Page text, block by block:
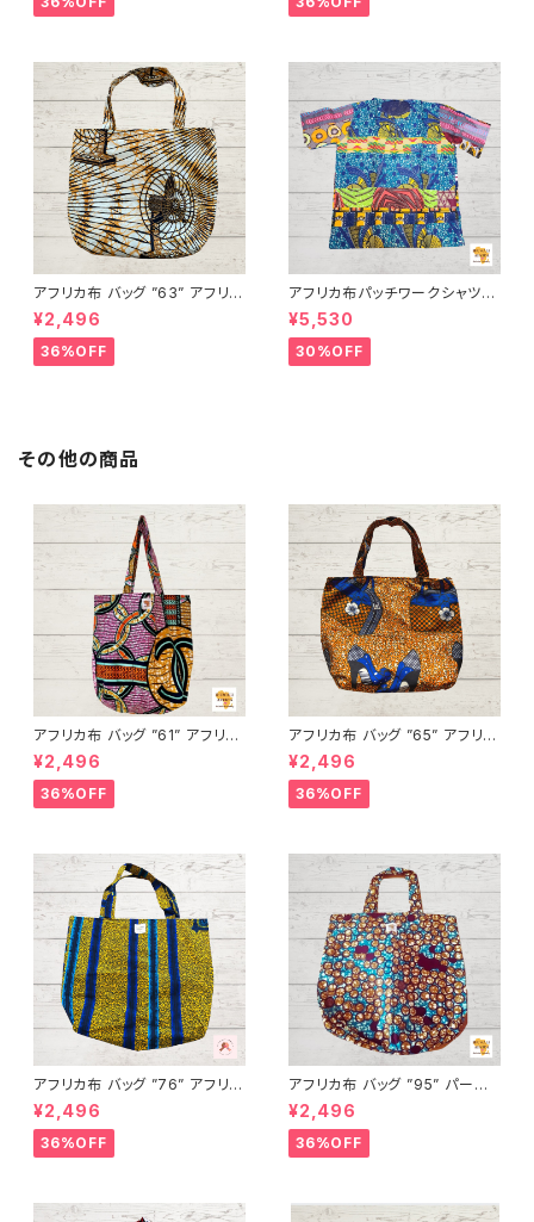
FRICA
FRICA
アフリカ布 バッグ ”63” アフリカ
ンプリント パーニュ カンガ キテ
ンゲ トートバッグ エコバッグ ギ
ニア フェアトレード INUWALIA
FRICA
¥2,496
36%OFF
アフリカ布パッチワークシャツ
男女兼用 パーニュ キテンゲ ギ
ニア フェアトレード INUWALIA
FRICA patch-s-1
¥5,530
30%OFF
その他の商品
アフリカ布 バッグ ”61” アフリカ
ンプリント パーニュ カンガ キテ
ンゲ トートバッグ エコバッグ ギ
ニア フェアトレード INUWALIA
FRICA
¥2,496
36%OFF
アフリカ布 バッグ ”65” アフリカ
ンプリント パーニュ カンガ キテ
ンゲ トートバッグ エコバッグ ギ
ニア フェアトレード INUWALIA
FRICA
¥2,496
36%OFF
アフリカ布 バッグ ”76” アフリカ
ンプリント パーニュ カンガ キテ
ンゲ トートバッグ エコバッグ ギ
ニア フェアトレード INUWALIA
FRICA
¥2,496
36%OFF
アフリカ布 バッグ ”95” パーニ
ュ カンガ キテンゲ トートバッグ
エコバッグ ギニア フェアトレー
ド INUWALIAFRICA
¥2,496
36%OFF